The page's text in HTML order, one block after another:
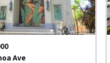
Ave